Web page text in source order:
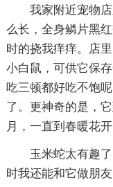
我家附近宠物
么长，全身鳞片黑
时的挠我痒痒。店
小白鼠，可供它保
吃三顿都好吃不饱
了。更神奇的是，
月，一直到春暖花
玉米蛇太有趣
时我还能和它做朋友